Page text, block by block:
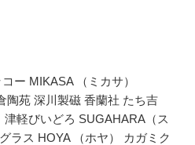
ー MIKASA （ミカサ）
陶苑 深川製磁 香蘭社 たち吉
軽びいどろ SUGAHARA（ス
ラス HOYA （ホヤ） カガミク